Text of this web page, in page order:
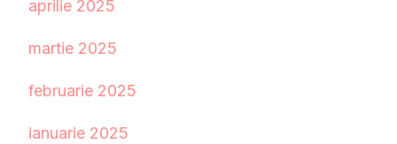
aprilie 2025
martie 2025
februarie 2025
ianuarie 2025